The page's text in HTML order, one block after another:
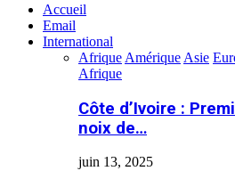
Accueil
Email
International
Afrique Amérique Asie
Afrique
Côte d’Ivoire :
noix de…
juin 13, 2025